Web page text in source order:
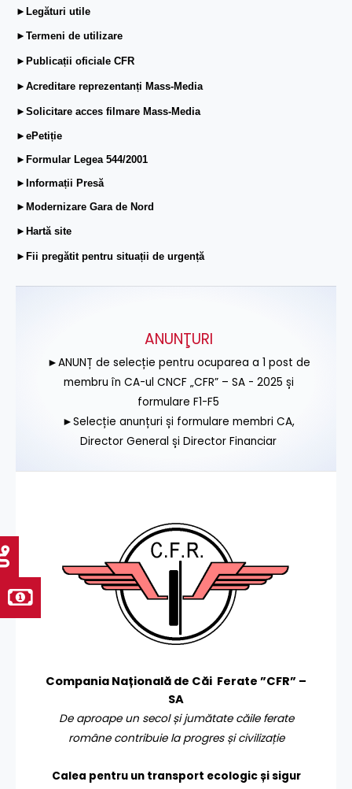
►Legături utile
►Termeni de utilizare
►Publicații oficiale CFR
►Acreditare reprezentanți Mass-Media
►Solicitare acces filmare Mass-Media
►ePetiție
►Formular Legea 544/2001
►Informații Presă
►Modernizare Gara de Nord
►Hartă site
►Fii pregătit pentru situații de urgență
ANUNŢURI
►ANUNȚ de selecție pentru ocuparea a 1 post de
membru în CA-ul CNCF „CFR” – SA - 2025 și
formulare F1-F5
►Selecție anunțuri și formulare membri CA,
Director General și Director Financiar
Compania Națională de Căi Ferate ”CFR” –
SA
De aproape un secol și jumătate căile ferate
române contribuie la progres și civilizație
Calea pentru un transport ecologic și sigur